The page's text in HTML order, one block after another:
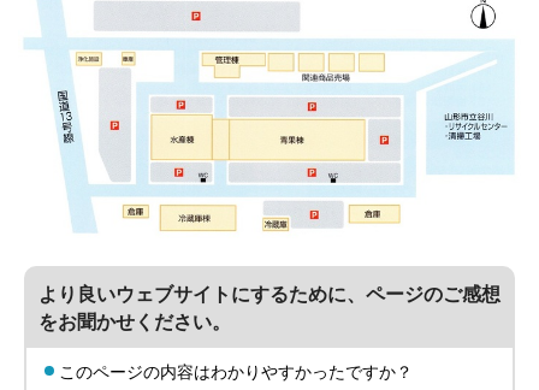
より良いウェブサイトにするために、ページのご感想
をお聞かせください。
このページの内容はわかりやすかったですか？